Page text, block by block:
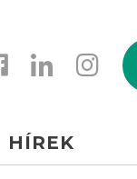
HÍREK